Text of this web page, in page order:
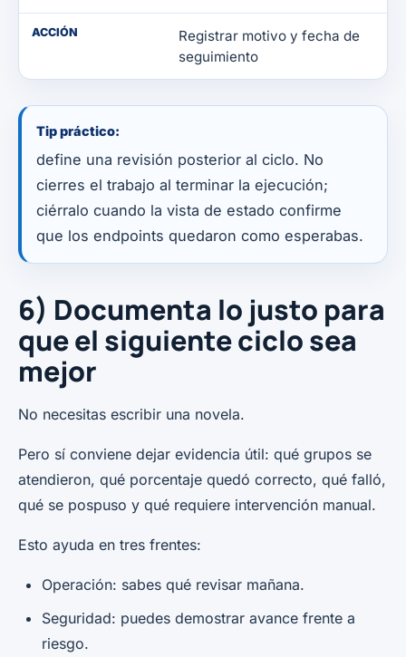
ACCIÓN
Registrar motivo y fecha de
seguimiento
Tip práctico:
define una revisión posterior al ciclo. No
cierres el trabajo al terminar la ejecución;
ciérralo cuando la vista de estado confirme
que los endpoints quedaron como esperabas.
6) Documenta lo justo para
que el siguiente ciclo sea
mejor
No necesitas escribir una novela.
Pero sí conviene dejar evidencia útil: qué grupos se
atendieron, qué porcentaje quedó correcto, qué falló,
qué se pospuso y qué requiere intervención manual.
Esto ayuda en tres frentes:
Operación: sabes qué revisar mañana.
Seguridad: puedes demostrar avance frente a
riesgo.